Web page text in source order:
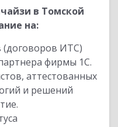
в Томской
на:
(договоров ИТС)
фирмы 1С.
аттестованных
и решений